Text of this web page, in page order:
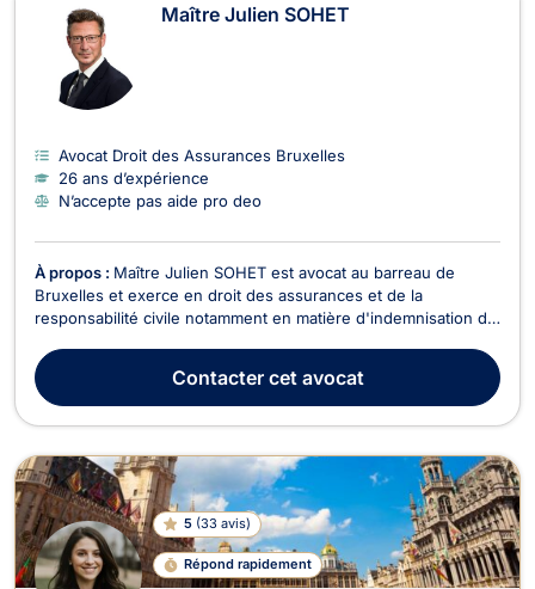
Maître Julien SOHET
Avocat Droit des Assurances Bruxelles
26 ans d’expérience
N’accepte pas aide pro deo
À propos : Maître Julien SOHET est avocat au barreau de
Bruxelles et exerce en droit des assurances et de la
responsabilité civile notamment en matière d'indemnisation du
SOHET vous assiste lors d’un accident de la route, d’un
accident du travail ou de tout autre accident lié ...
Contactercet avocat
5 (33 avis)
Répond rapidement